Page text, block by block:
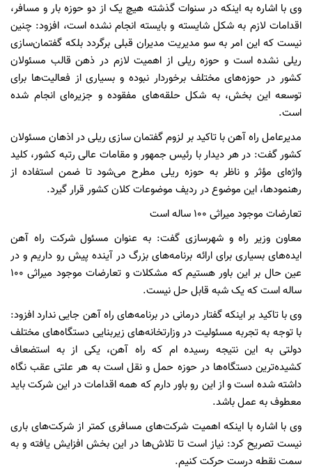
وی با اشاره به اینکه در سنوات گذشته هیچ یک از دو حوزه بار و مسافر،
اقدامات لازم به شکل شایسته و بایسته انجام نشده است، افزود: چنین
نیست که این امر به سو مدیریت مدیران قبلی برگردد بلکه گفتمان‌سازی
ریلی نشده است و حوزه ریلی از اهمیت لازم در ذهن قالب مسئولان
کشور در حوزه‌های مختلف برخوردار نبوده و بسیاری از فعالیت‌ها برای
توسعه این بخش، به شکل حلقه‌های مفقوده و جزیره‌ای انجام شده
است.
مدیرعامل راه آهن با تاکید بر لزوم گفتمان سازی ریلی در اذهان مسئولان
کشور گفت: در هر دیدار با رئیس جمهور و مقامات عالی رتبه کشور، کلید
واژه‌ای مؤثر و ناظر به حوزه ریلی مطرح می‌شود تا ضمن استفاده از
رهنمودها، این موضوع در ردیف موضوعات کلان کشور قرار گیرد.
تعارضات موجود میراثی ۱۰۰ ساله است
معاون وزیر راه و شهرسازی گفت: به عنوان مسئول شرکت راه آهن
ایده‌های بسیاری برای ارائه برنامه‌های بزرگ در آینده پیش رو داریم و در
عین حال بر این باور هستیم که مشکلات و تعارضات موجود میراثی ۱۰۰
ساله است که یک شبه قابل حل نیست.
وی با تاکید بر اینکه گفتار درمانی در برنامه‌های راه آهن جایی ندارد افزود:
با توجه به تجربه مسئولیت در وزارتخانه‌های زیربنایی دستگاه‌های مختلف
دولتی به این نتیجه رسیده ام که راه آهن، یکی از به استضعاف
کشیده‌ترین دستگاه‌ها در حوزه حمل و نقل است به هر علتی عقب نگاه
داشته شده است و از این رو باور دارم که همه اقدامات در این شرکت باید
معطوف به عمل باشد.
وی با اشاره با اینکه اهمیت شرکت‌های مسافری کمتر از شرکت‌های باری
نیست تصریح کرد: نیاز است تا تلاش‌ها در این بخش افزایش یافته و به
سمت نقطه درست حرکت کنیم.